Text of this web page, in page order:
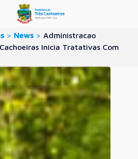
> News > Administracao
Inicia Tratativas Com